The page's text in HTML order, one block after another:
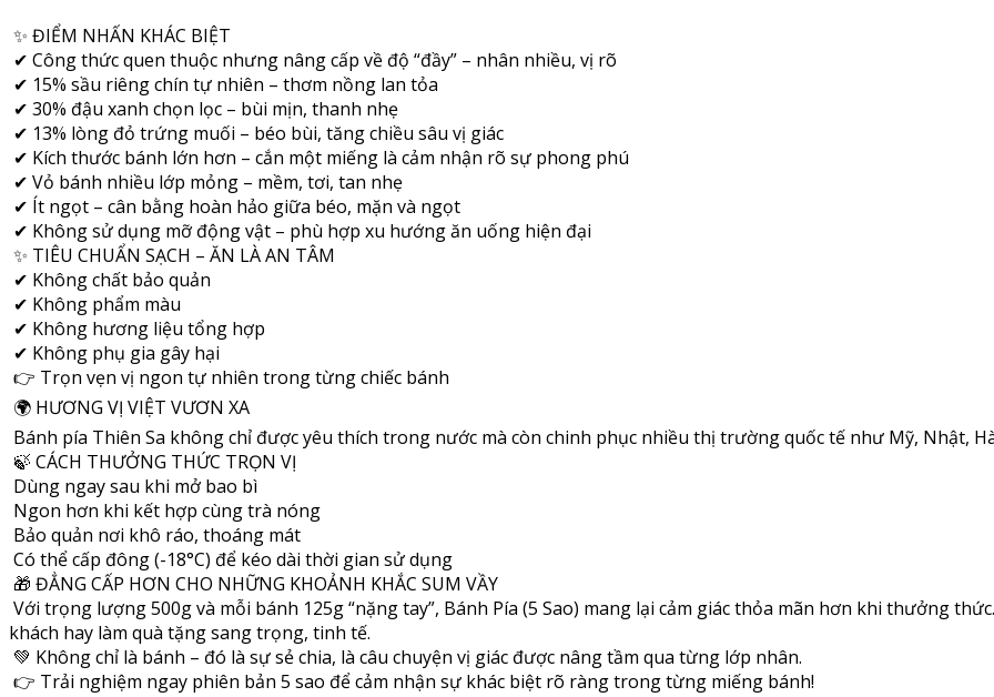
✨ ĐIỂM NHẤN KHÁC BIỆT
✔ Công thức quen thuộc nhưng nâng cấp về độ “đầy” – nhân nhiều, vị rõ
✔ 15% sầu riêng chín tự nhiên – thơm nồng lan tỏa
✔ 30% đậu xanh chọn lọc – bùi mịn, thanh nhẹ
✔ 13% lòng đỏ trứng muối – béo bùi, tăng chiều sâu vị giác
✔ Kích thước bánh lớn hơn – cắn một miếng là cảm nhận rõ sự phong phú
✔ Vỏ bánh nhiều lớp mỏng – mềm, tơi, tan nhẹ
✔ Ít ngọt – cân bằng hoàn hảo giữa béo, mặn và ngọt
✔ Không sử dụng mỡ động vật – phù hợp xu hướng ăn uống hiện đại
✨ TIÊU CHUẨN SẠCH – ĂN LÀ AN TÂM
✔ Không chất bảo quản
✔ Không phẩm màu
✔ Không hương liệu tổng hợp
✔ Không phụ gia gây hại
👉 Trọn vẹn vị ngon tự nhiên trong từng chiếc bánh
🌍 HƯƠNG VỊ VIỆT VƯƠN XA
Bánh pía Thiên Sa không chỉ được yêu thích trong nước mà còn chinh phục nhiều thị trường quốc tế như Mỹ, Nhật,
🍃 CÁCH THƯỞNG THỨC TRỌN VỊ
Dùng ngay sau khi mở bao bì
Ngon hơn khi kết hợp cùng trà nóng
Bảo quản nơi khô ráo, thoáng mát
Có thể cấp đông (-18°C) để kéo dài thời gian sử dụng
🎁 ĐẲNG CẤP HƠN CHO NHỮNG KHOẢNH KHẮC SUM VẦY
Với trọng lượng 500g và mỗi bánh 125g “nặng tay”, Bánh Pía (5 Sao) mang lại cảm giác thỏa mãn hơn khi thưởng
khách hay làm quà tặng sang trọng, tinh tế.
💚 Không chỉ là bánh – đó là sự sẻ chia, là câu chuyện vị giác được nâng tầm qua từng lớp nhân.
👉 Trải nghiệm ngay phiên bản 5 sao để cảm nhận sự khác biệt rõ ràng trong từng miếng bánh!